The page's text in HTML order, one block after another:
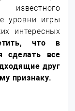
уровни игры
интересных
что в
сделать все
друг
признаку.